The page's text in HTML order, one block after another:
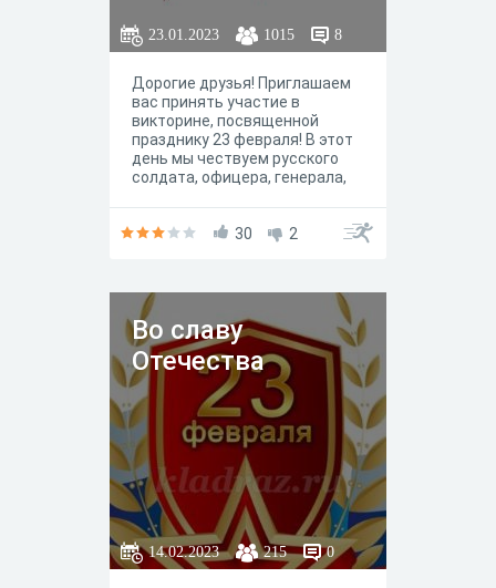
23.01.2023 1015 8
Дорогие друзья! Приглашаем
вас принять участие в
викторине, посвященной
празднику 23 февраля! В этот
день мы чествуем русского
солдата, офицера, генерала,
защищает нашу страну.
или сделаете для себя новые
открытия.
30 2
Во славу
Отечества
14.02.2023 215 0